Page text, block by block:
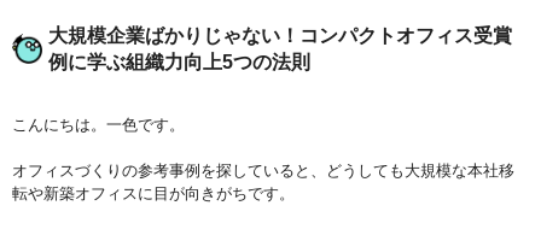
大規模企業ばかりじゃない！コンパクトオフィス受賞
例に学ぶ組織力向上5つの法則
こんにちは。一色です。
オフィスづくりの参考事例を探していると、どうしても大規模な本社移
転や新築オフィスに目が向きがちです。